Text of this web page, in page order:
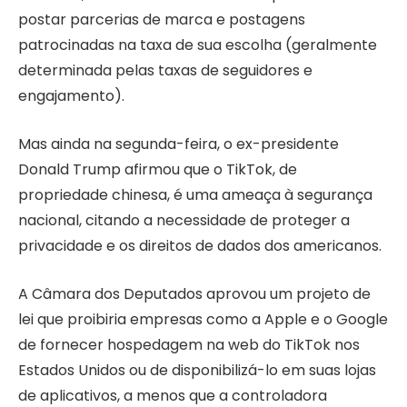
postar parcerias de marca e postagens
patrocinadas na taxa de sua escolha (geralmente
determinada pelas taxas de seguidores e
engajamento).
Mas ainda na segunda-feira, o ex-presidente
Donald Trump afirmou que o TikTok, de
propriedade chinesa, é uma ameaça à segurança
nacional, citando a necessidade de proteger a
privacidade e os direitos de dados dos americanos.
A Câmara dos Deputados aprovou um projeto de
lei que proibiria empresas como a Apple e o Google
de fornecer hospedagem na web do TikTok nos
Estados Unidos ou de disponibilizá-lo em suas lojas
de aplicativos, a menos que a controladora